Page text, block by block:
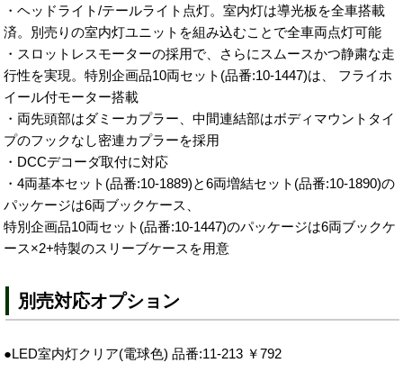
・ヘッドライト/テールライト点灯。室内灯は導光板を全車搭載
済。別売りの室内灯ユニットを組み込むことで全車両点灯可能
・スロットレスモーターの採用で、さらにスムースかつ静粛な走
行性を実現。特別企画品10両セット(品番:10-1447)は、 フライホ
イール付モーター搭載
・両先頭部はダミーカプラー、中間連結部はボディマウントタイ
プのフックなし密連カプラーを採用
・DCCデコーダ取付に対応
・4両基本セット(品番:10-1889)と6両増結セット(品番:10-1890)の
パッケージは6両ブックケース、
特別企画品10両セット(品番:10-1447)のパッケージは6両ブックケ
ース×2+特製のスリーブケースを用意
別売対応オプション
●LED室内灯クリア(電球色) 品番:11-213 ￥792